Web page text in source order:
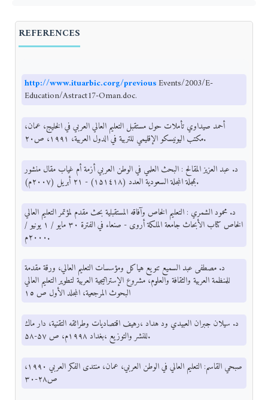
REFERENCES
http://www.ituarbic.corg/previousEvents/2003/E-
Education/Astract17-Oman.doc.
أحمد صيداوي تأملات حول مستقبل التعليم العالي العربي في الخليج، عمان،
مكتب اليونيسكو الإقليمي للتربية في الدول العربية، ۱۹۹۱، ص۲۰.
د. عبد العزيز المقالح : البحث العلمي في الوطن العربي أزمة أم غياب مقال منشور
بمجلة المجلة السعودية العدد (۱۵۱٤۱۸) - ۲۱ أبريل (۲۰۰۷م).
د. محمود الشمري : التعليم الخاص وآفاقه المستقبلية بحث مقدم لمؤتمر التعليم العالي
الخاص كتاب الأبحاث جامعة الملكة أروى - صنعاء في الفترة ٣٠ مايو / ١ يونيو /
۲۰۰۰م.
د. مصطفى عبد السميع تنويع هياكل ومؤسسات التعليم العالي، ورقة مقدمة
للمنظمة العربية والثقافة والعلوم، مشروع الإستراتيجية العربية لتطوير التعليم العالي
البحوث المرجعية، المجلد الأول ص ١٥
د. سيلان جبران العبيدي ود هداد ،رهیف اقتصادیات وطرائقه التقنية، دار ماك
للنشر والتوزيع ،بغداد ۱۹۹۸م، ص ۵۷-۵۸.
صبحي القاسم: التعليم العالي في الوطن العربي، عمان، منتدى الفكر العربي ۱۹۹۰،
ص۲۸-۳۰